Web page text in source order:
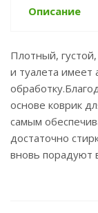
Описание
Плотный,
и туалета имеет
основе коврик
самым
достаточно
вновь порадуют